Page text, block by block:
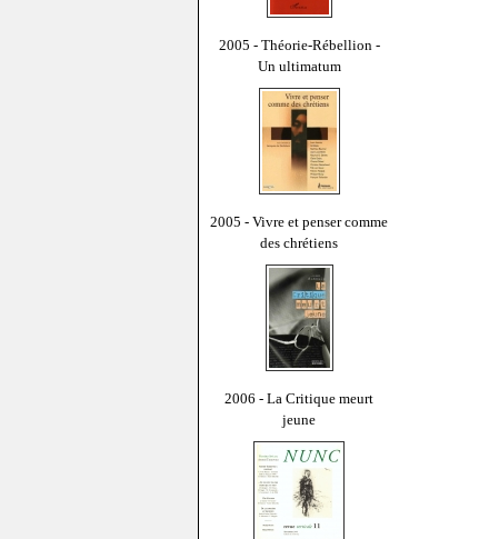
2005 - Théorie-Rébellion -
Un ultimatum
2005 - Vivre et penser comme
des chrétiens
2006 - La Critique meurt
jeune